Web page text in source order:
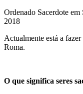
Ordenado Sacerdote
2018
Actualmente está a
Roma.
O que significa seres